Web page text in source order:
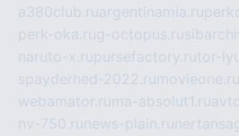
a380club.ruargentinamia.ru
perk-oka.rug-octopus.ru
naruto-x.rupursefactory.rutor-
spayderhed-2022.ru movieone.ru
webamator.ru ma-absolut1.ru
nv-750.ru news-plain.ru